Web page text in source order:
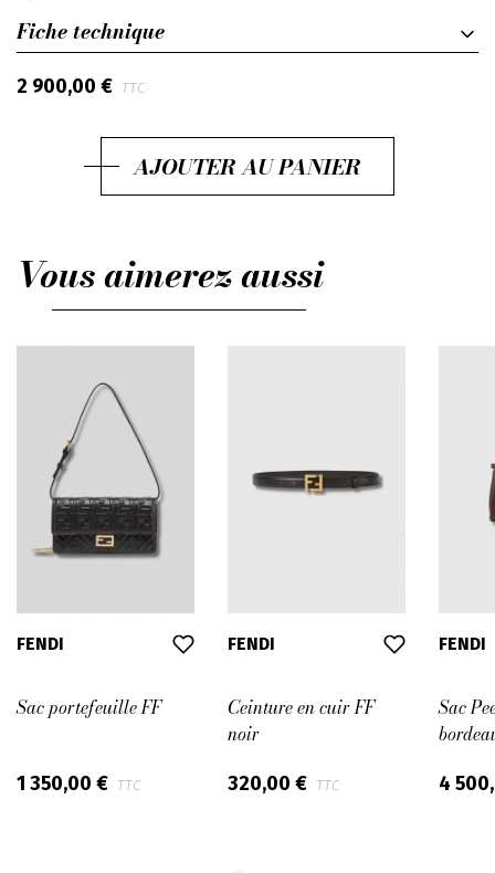
Fiche technique
2 900,00 € TTC
AJOUTER AU PANIER
Vous aimerez aussi
FENDI
Sac portefeuille FF
1 350,00 € TTC
FENDI
Ceinture en cuir FF
noir
320,00 € TTC
FENDI
Sac
4